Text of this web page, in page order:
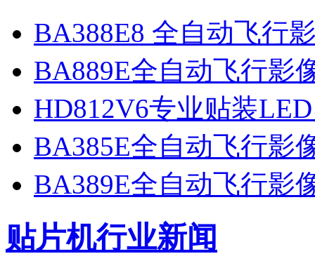
BA388E8 全自动飞行
BA889E全自动飞行影
HD812V6专业贴装
BA385E全自动飞行影
BA389E全自动飞行影
贴片机行业新闻